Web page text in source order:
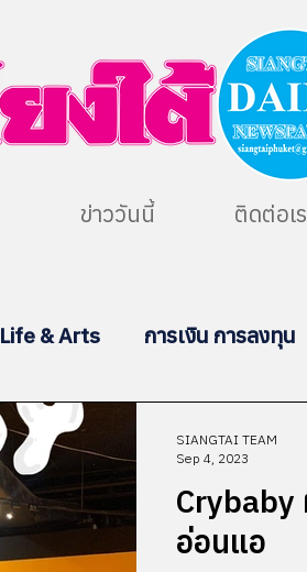
ข่าววันนี้ ติดต่อเ
Life & Arts การเงิน การลงทุน
Crybaby
อ่อนแอ
SIANGTAI TEAM
Sep 4, 2023